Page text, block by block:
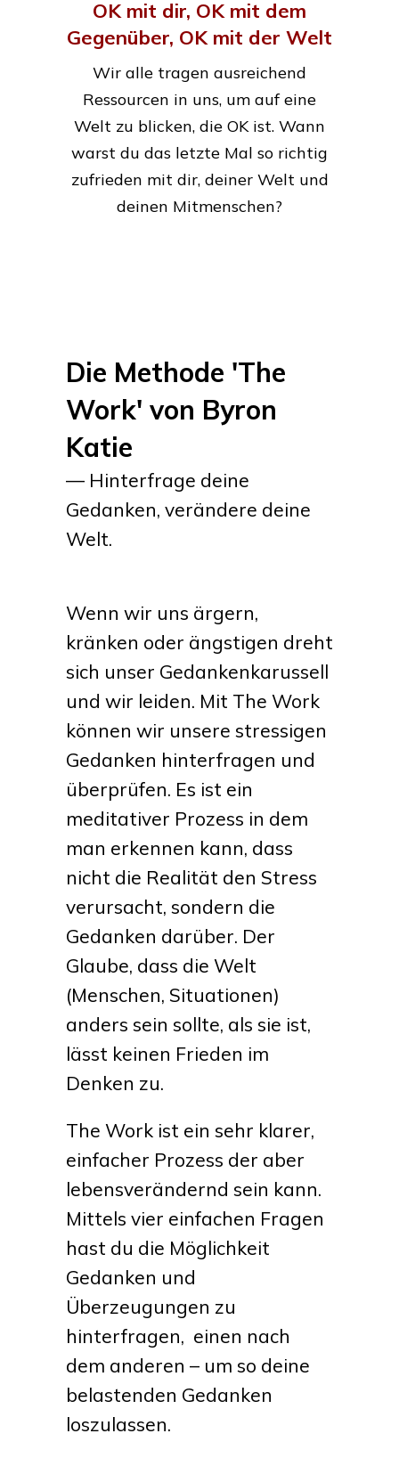
OK mit dir, OK mit dem
Gegenüber, OK mit der Welt
Wir alle tragen ausreichend
Ressourcen in uns, um auf eine
Welt zu blicken, die OK ist. Wann
warst du das letzte Mal so richtig
zufrieden mit dir, deiner Welt und
deinen Mitmenschen?
Die Methode 'The
Work' von Byron
Katie
— Hinterfrage deine
Gedanken, verändere deine
Welt.
Wenn wir uns ärgern,
kränken oder ängstigen dreht
sich unser Gedankenkarussell
und wir leiden. Mit The Work
können wir unsere stressigen
Gedanken hinterfragen und
überprüfen. Es ist ein
meditativer Prozess in dem
man erkennen kann, dass
nicht die Realität den Stress
verursacht, sondern die
Gedanken darüber. Der
Glaube, dass die Welt
(Menschen, Situationen)
anders sein sollte, als sie ist,
lässt keinen Frieden im
Denken zu.
The Work ist ein sehr klarer,
einfacher Prozess der aber
lebensverändernd sein kann.
Mittels vier einfachen Fragen
hast du die Möglichkeit
Gedanken und
Überzeugungen zu
hinterfragen, einen nach
dem anderen – um so deine
belastenden Gedanken
loszulassen.